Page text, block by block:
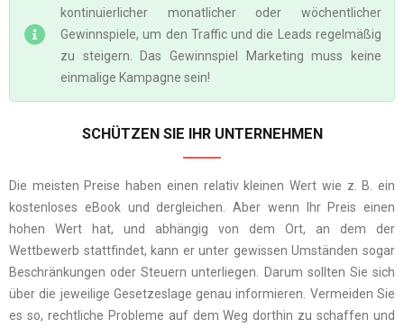
kontinuierlicher monatlicher oder wöchentlicher
Gewinnspiele, um den Traffic und die Leads regelmäßig
zu steigern. Das Gewinnspiel Marketing muss keine
einmalige Kampagne sein!
SCHÜTZEN SIE IHR UNTERNEHMEN
Die meisten Preise haben einen relativ kleinen Wert wie z. B. ein
kostenloses eBook und dergleichen.
Aber wenn Ihr Preis einen
hohen Wert hat, und abhängig von dem Ort, an dem der
Wettbewerb stattfindet, kann er unter gewissen Umständen sogar
Beschränkungen oder Steuern unterliegen. Darum sollten Sie sich
über die jeweilige Gesetzeslage genau informieren. Vermeiden Sie
es so, rechtliche Probleme auf dem Weg dorthin zu schaffen und